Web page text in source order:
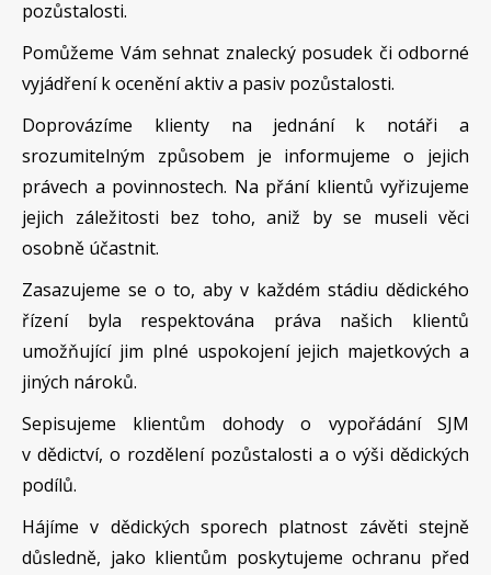
pozůstalosti.
Pomůžeme Vám sehnat znalecký posudek či odborné
vyjádření k ocenění aktiv a pasiv pozůstalosti.
Doprovázíme klienty na jednání k notáři a
srozumitelným způsobem je informujeme o jejich
právech a povinnostech. Na přání klientů vyřizujeme
jejich záležitosti bez toho, aniž by se museli věci
osobně účastnit.
Zasazujeme se o to, aby v každém stádiu dědického
řízení byla respektována práva našich klientů
umožňující jim plné uspokojení jejich majetkových a
jiných nároků.
Sepisujeme klientům dohody o vypořádání SJM
v dědictví, o rozdělení pozůstalosti a o výši dědických
podílů.
Hájíme v dědických sporech platnost závěti stejně
důsledně, jako klientům poskytujeme ochranu před